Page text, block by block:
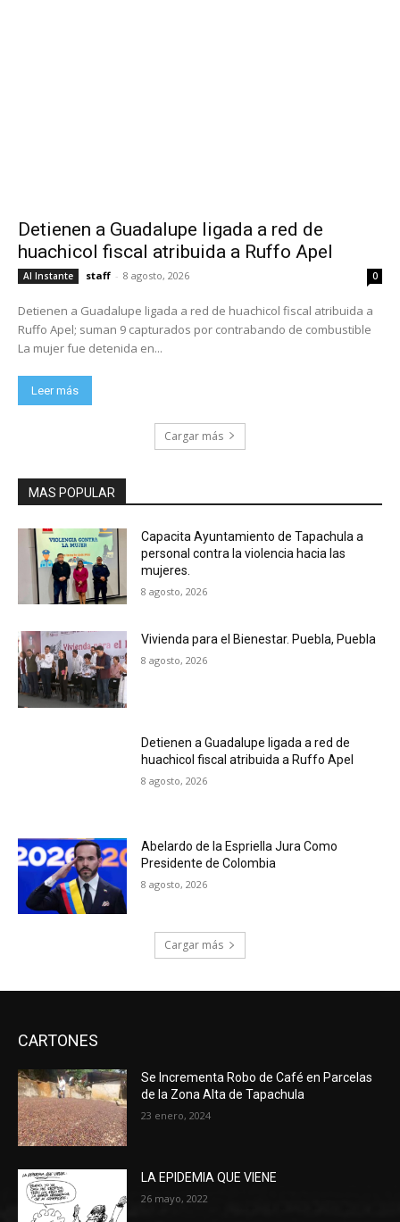
Detienen a Guadalupe ligada a red de
huachicol fiscal atribuida a Ruffo Apel
Al Instante staff - 8 agosto, 2026 0
Detienen a Guadalupe ligada a red de huachicol fiscal atribuida a
Ruffo Apel; suman 9 capturados por contrabando de combustible
La mujer fue detenida en...
Leer más
Cargar más
MAS POPULAR
Capacita Ayuntamiento de Tapachula a
personal contra la violencia hacia las
mujeres.
8 agosto, 2026
Vivienda para el Bienestar. Puebla, Puebla
8 agosto, 2026
Detienen a Guadalupe ligada a red de
huachicol fiscal atribuida a Ruffo Apel
8 agosto, 2026
Abelardo de la Espriella Jura Como
Presidente de Colombia
8 agosto, 2026
Cargar más
CARTONES
Se Incrementa Robo de Café en Parcelas
de la Zona Alta de Tapachula
23 enero, 2024
LA EPIDEMIA QUE VIENE
26 mayo, 2022